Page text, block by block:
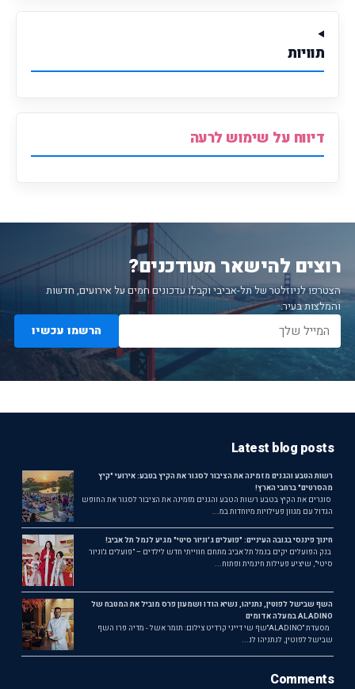
תוויות
דיווח על שימוש לרעה
רוצים להישאר מעודכנים?
הצטרפו לניוזלטר של תל-אביבי וקבלו עדכונים חמים על אירועים, חדשות
והמלצות בעיר.
הרשמו עכשיו
Latest blog posts
רשות הטבע והגנים מזמינה את הציבור לסגור את הקיץ בטבע: אירועי "קיץ
מהסרטים" ברחבי הארץ!
סוגרים את הקיץ בטבע רשות הטבע והגנים מזמינה את הציבור לסגור את החופש
הגדול עם מגוון פעילויות מיוחדות במ...
חינוך פיננסי בגובה העיניים: "פועלים ג'וניור סיטי" מגיע לנמל תל אביב!
בנק הפועלים יקים בנמל תל אביב מתחם חווייתי חדש לילדים – "פועלים ג'וניור
סיטי", שיציע פעילות חינמית ופתוח...
השף שבישל לפוטין, נתניהו, נשיא הודו ושמעון פרס מוביל את המטבח של
ALADINO במעלה אדומים
מסעדת ״ALADINO״שף שי דייני קרדיט צילום: תומר אשל - מדיה פרו השף
שבישל לפוטין, לנתניהו לנ...
Comments